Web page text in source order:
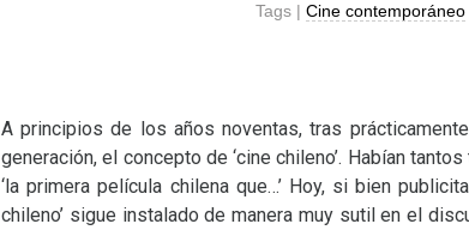
Tags | Cine contemporáneo
A principios de los años noventas, tras
generación, el concepto de ‘cine chileno’. Habían
‘la primera película chilena que…’ Hoy, si bien
chileno’ sigue instalado de manera muy sutil en el